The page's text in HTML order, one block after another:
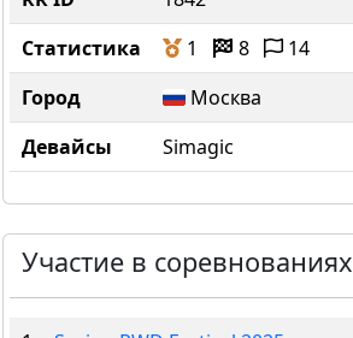
Статистика
1 8
14
Город
Москва
Девайсы
Simagic
Участие в соревнованиях